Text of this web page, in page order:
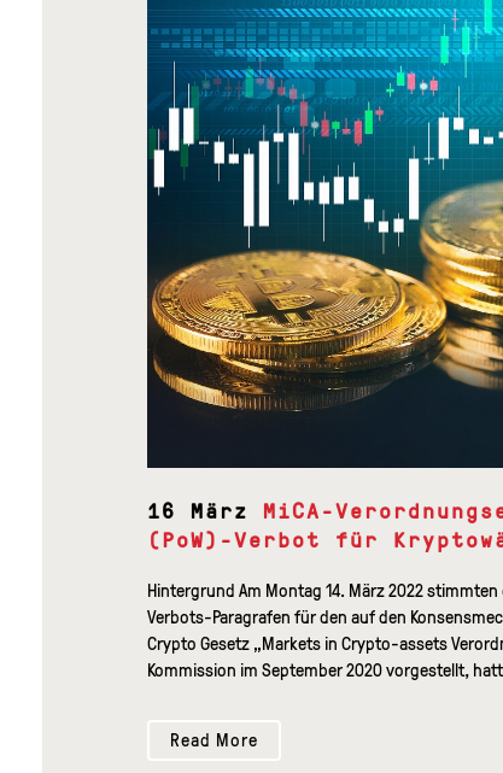
16 März
MiCA-
(PoW)-Verbot für
Hintergrund Am Montag 14. März 2022
Verbots-Paragrafen für den auf den
Crypto Gesetz „Markets in Crypto-assets
Kommission im September 2020 vorgestellt,
Read More